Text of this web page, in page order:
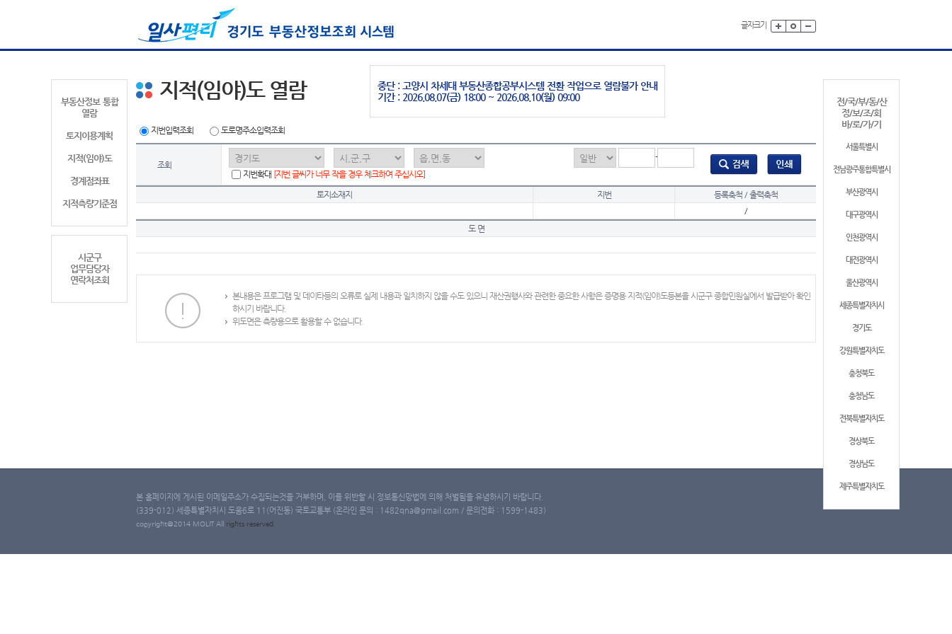
글자크기
부동산정보 통합
열람
토지이용계획
지적(임야)도
경계점좌표
지적측량기준점
시군구
업무담당자
연락처조회
전/국/부/동/산
정/보/조/회
바/로/가/기
서울특별시
전남광주통합특별시
부산광역시
대구광역시
인천광역시
대전광역시
울산광역시
세종특별자치시
경기도
강원특별자치도
충청북도
충청남도
전북특별자치도
경상북도
경상남도
제주특별자치도
중단 : 고양시 차세대 부동산종합공부시스템 전환 작업으로 열람불가 안내
기간 : 2026.08.07(금) 18:00 ~ 2026.08.10(월) 09:00
지적(임야)도 열람
지번입력조회 도로명주소입력조회
조회
-
지번확대 [지번 글씨가 너무 작을 경우 체크하여 주십시오]
토지소재지 지번
등록축척 / 출력축척
/
도 면
본내용은 프로그램 및 데이타등의 오류로 실제 내용과 일치하지 않을 수도 있으니 재산권행사와 관련한 중요한 사항은 증명용 지적(임야)도등본을 시군구 종합민원실에서 발급받아 확인
하시기 바랍니다.
위도면은 측량용으로 활용할 수 없습니다.
본 홈페이지에 게시된 이메일주소가 수집되는것을 거부하며, 이를 위반할 시 정보통신망법에 의해 처벌됨을 유념하시기 바랍니다.
(339-012) 세종특별자치시 도움6로 11(어진동) 국토교통부 (온라인 문의 : 1482qna@gmail.com / 문의전화 : 1599-1483)
copyright@2014 MOLIT All rights reserved.